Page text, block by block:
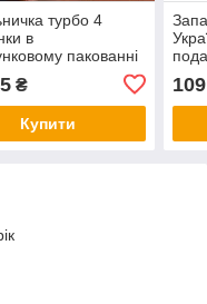
турбо 4
в
пакованні
₴
Купити